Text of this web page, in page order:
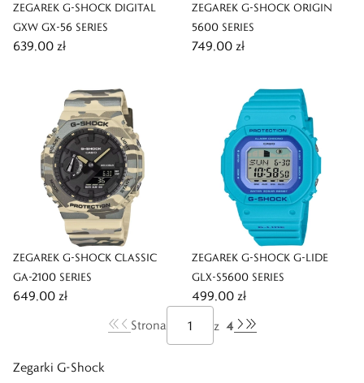
ZEGAREK G-SHOCK DIGITAL
GXW GX-56 SERIES
639,00 zł
ZEGAREK G-SHOCK ORIGIN
5600 SERIES
749,00 zł
ZEGAREK G-SHOCK CLASSIC
GA-2100 SERIES
649,00 zł
ZEGAREK G-SHOCK G-LIDE
GLX-S5600 SERIES
499,00 zł
Strona
z 4
Zegarki G-Shock